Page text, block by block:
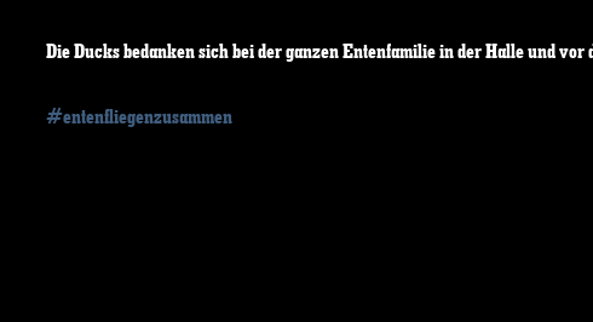
Die Ducks bedanken sich bei der ganzen Entenfamilie in der Halle und
#entenfliegenzusammen